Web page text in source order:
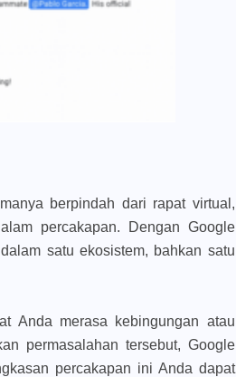
berpindah dari rapat virtual,
percakapan. Dengan Google
satu ekosistem, bahkan satu
Anda merasa kebingungan atau
permasalahan tersebut, Google
percakapan ini Anda dapat